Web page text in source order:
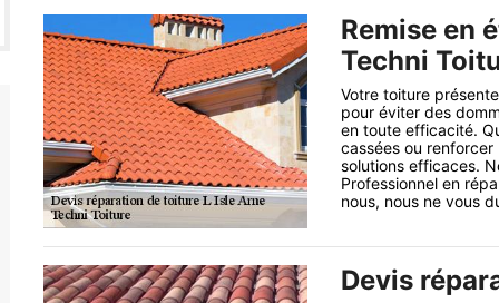
Remise en
Techni
Votre toiture
pour éviter des
en toute efficacité.
cassées ou
solutions efficaces.
Professionnel en
nous, nous ne vous
Devis